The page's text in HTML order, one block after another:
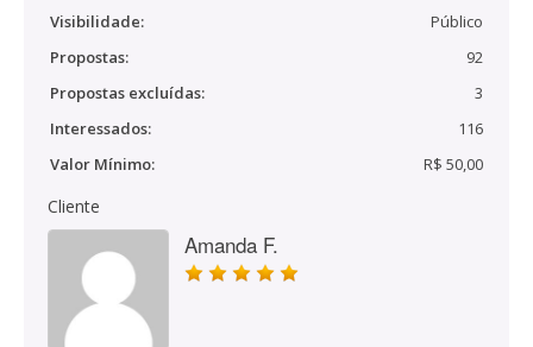
Visibilidade:
Público
Propostas:
92
Propostas excluídas:
3
Interessados:
116
Valor Mínimo:
R$ 50,00
Cliente
Amanda F.